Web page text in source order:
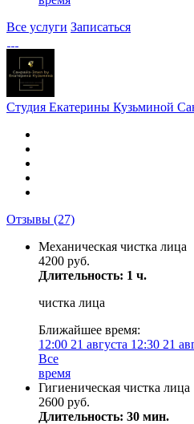
Все услуги Записаться
Студия Екатерины Кузьминой
Отзывы (27)
Механическая чистка лица
4200 руб.
Длительность: 1 ч.
чистка лица
Ближайшее время:
12:00 21 августа 12:30 21
Все
время
Гигиеническая чистка лица
2600 руб.
Длительность: 30 мин.